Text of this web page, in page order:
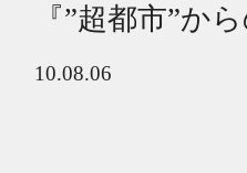
『”超都市”か
10.08.06